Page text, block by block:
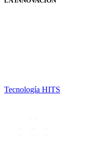
Tecnología HITS